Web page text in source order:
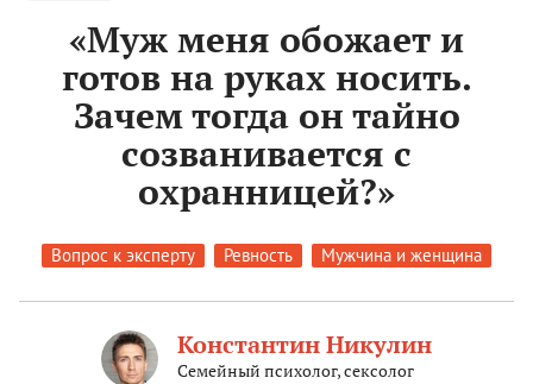
«Муж меня обожает и
готов на руках носить.
Зачем тогда он тайно
созванивается с
охранницей?»
Вопрос к эксперту Ревность Мужчина и женщина
Константин Никулин
Семейный психолог, сексолог